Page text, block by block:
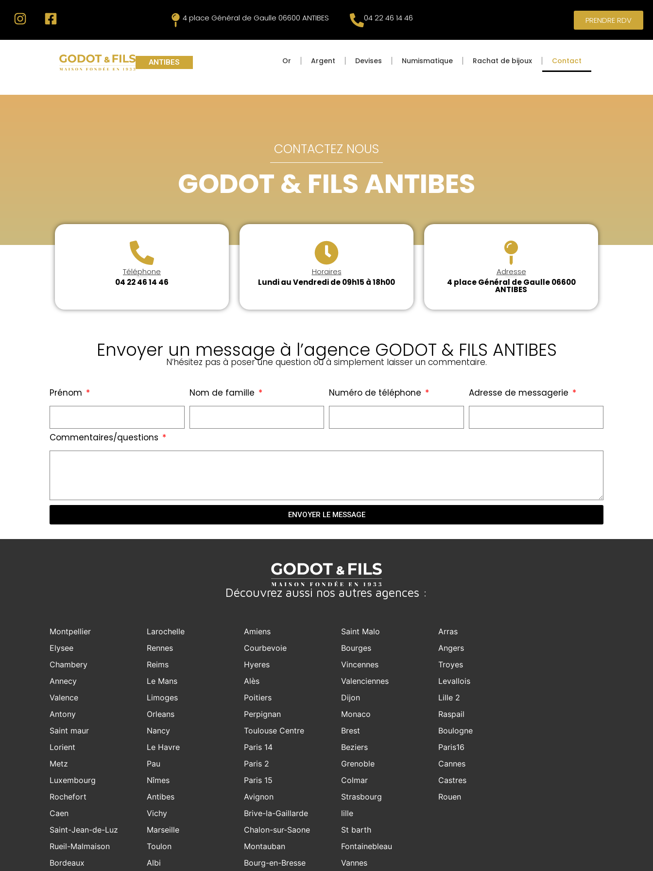
4 place Général de Gaulle 06600 ANTIBES 04 22 46 14 46 PRENDRE RDV
ANTIBES Or Argent Devises Numismatique Rachat de bijoux Contact
CONTACTEZ NOUS
GODOT & FILS ANTIBES
Téléphone
04 22 46 14 46
Horaires
Lundi au Vendredi de 09h15 à 18h00
Adresse
4 place Général de Gaulle 06600
ANTIBES
Envoyer un message à l’agence GODOT & FILS ANTIBES
N’hésitez pas à poser une question ou à simplement laisser un commentaire.
Prénom Nom de famille Numéro de téléphone Adresse de messagerie
Commentaires/questions
ENVOYER LE MESSAGE
Découvrez aussi nos autres agences :
Montpellier
Elysee
Chambery
Annecy
Valence
Antony
Saint maur
Lorient
Metz
Luxembourg
Rochefort
Larochelle
Rennes
Reims
Le Mans
Limoges
Orleans
Nancy
Le Havre
Pau
Nîmes
Antibes
Amiens
Courbevoie
Hyeres
Alès
Poitiers
Perpignan
Toulouse Centre
Paris 14
Paris 2
Paris 15
Avignon
Saint Malo
Bourges
Vincennes
Valenciennes
Dijon
Monaco
Brest
Beziers
Grenoble
Colmar
Strasbourg
Arras
Angers
Troyes
Levallois
Lille 2
Raspail
Boulogne
Paris16
Cannes
Castres
Rouen
Caen
Saint-Jean-de-Luz
Rueil-Malmaison
Bordeaux
Vichy
Marseille
Toulon
Albi
Brive-la-Gaillarde
Chalon-sur-Saone
Montauban
Bourg-en-Bresse
lille
St barth
Fontainebleau
Vannes